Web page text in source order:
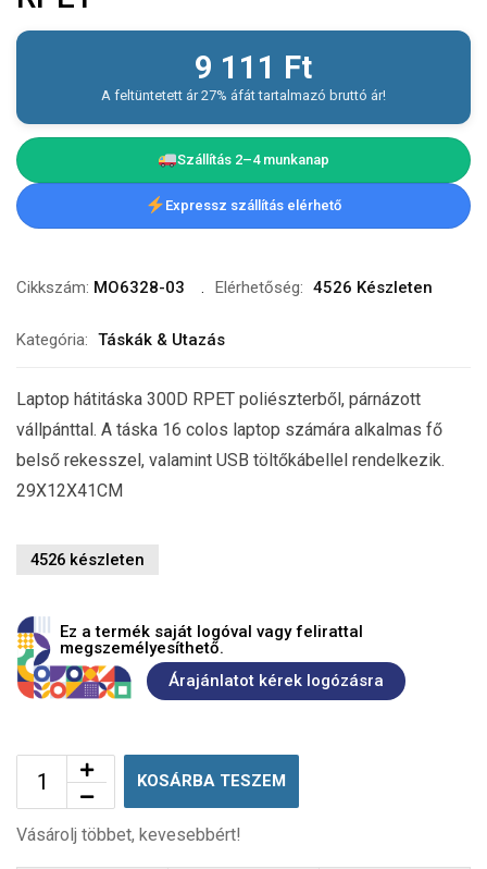
9 111 Ft
A feltüntetett ár 27% áfát tartalmazó bruttó ár!
Szállítás 2–4 munkanap
Expressz szállítás elérhető
Cikkszám: MO6328-03 Elérhetőség: 4526 Készleten
Kategória: Táskák & Utazás
Laptop hátitáska 300D RPET poliészterből, párnázott
vállpánttal. A táska 16 colos laptop számára alkalmas fő
belső rekesszel, valamint USB töltőkábellel rendelkezik.
29X12X41CM
4526 készleten
Ez a termék saját logóval vagy felirattal
megszemélyesíthető.
Árajánlatot kérek logózásra
KOSÁRBA TESZEM
Vásárolj többet, kevesebbért!